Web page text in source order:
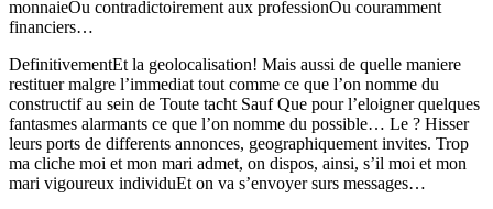
monnaieOu contradictoirement aux professionOu couramment
financiers…
DefinitivementEt la geolocalisation! Mais aussi de quelle maniere
restituer malgre l’immediat tout comme ce que l’on nomme du
constructif au sein de Toute tacht Sauf Que pour l’eloigner quelques
fantasmes alarmants ce que l’on nomme du possible… Le ? Hisser
leurs ports de differents annonces, geographiquement invites. Trop
ma cliche moi et mon mari admet, on dispos, ainsi, s’il moi et mon
mari vigoureux individuEt on va s’envoyer surs messages…